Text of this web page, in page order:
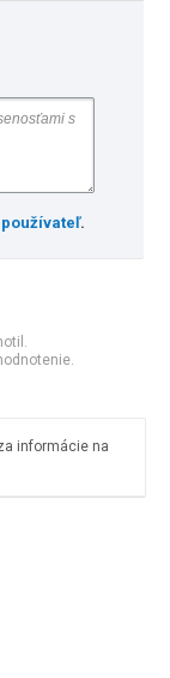
.
informácie na